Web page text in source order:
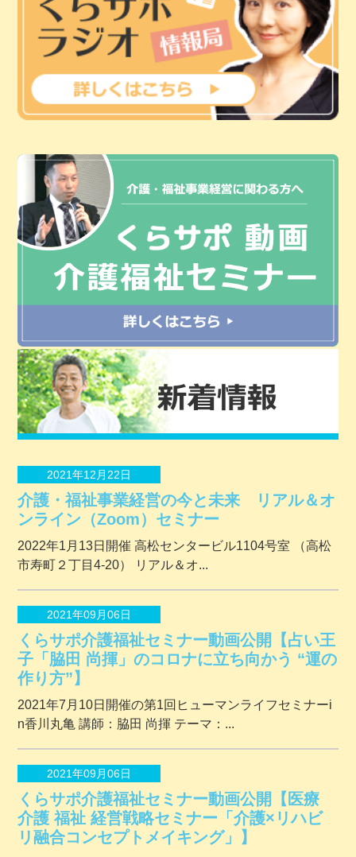
2021年12月22日
介護・福祉事業経営の今と未来 リアル＆オ
ンライン（Zoom）セミナー
2022年1月13日開催 ⾼松センタービル1104号室 （⾼松
市寿町２丁⽬4-20） リアル＆オ...
2021年09月06日
くらサポ介護福祉セミナー動画公開【占い王
子「脇田 尚揮」のコロナに立ち向かう “運の
作り方”】
2021年7月10日開催の第1回ヒューマンライフセミナーi
n香川丸亀 講師：脇田 尚揮 テーマ：...
2021年09月06日
くらサポ介護福祉セミナー動画公開【医療
介護 福祉 経営戦略セミナー「介護×リハビ
リ融合コンセプトメイキング」】